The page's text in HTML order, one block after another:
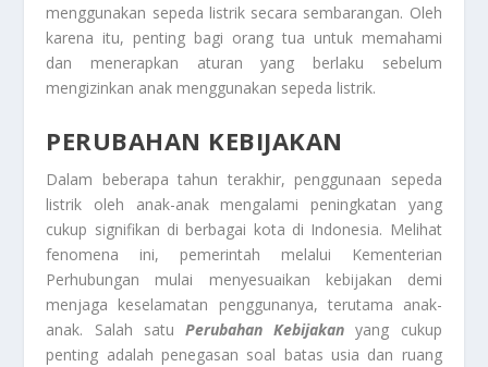
menggunakan sepeda listrik secara sembarangan. Oleh
karena itu, penting bagi orang tua untuk memahami
dan menerapkan aturan yang berlaku sebelum
mengizinkan anak menggunakan sepeda listrik.
PERUBAHAN KEBIJAKAN
Dalam beberapa tahun terakhir, penggunaan sepeda
listrik oleh anak-anak mengalami peningkatan yang
cukup signifikan di berbagai kota di Indonesia. Melihat
fenomena ini, pemerintah melalui Kementerian
Perhubungan mulai menyesuaikan kebijakan demi
menjaga keselamatan penggunanya, terutama anak-
anak. Salah satu Perubahan Kebijakan yang cukup
penting adalah penegasan soal batas usia dan ruang